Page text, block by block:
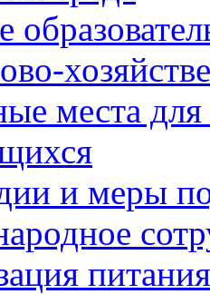
места
и меры